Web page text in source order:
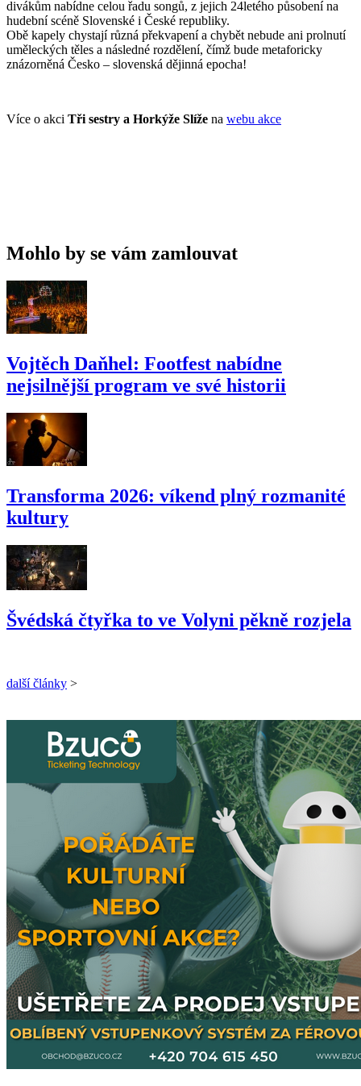
divákům nabídne celou řadu songů, z jejich 24letého působení na
hudební scéně Slovenské i České republiky.
Obě kapely chystají různá překvapení a chybět nebude ani prolnutí
uměleckých těles a následné rozdělení, čímž bude metaforicky
znázorněná Česko – slovenská dějinná epocha!
Více o akci Tři sestry a Horkýže Slíže na webu akce
Mohlo by se vám zamlouvat
Vojtěch Daňhel: Footfest nabídne
nejsilnější program ve své historii
Transforma 2026: víkend plný rozmanité
kultury
Švédská čtyřka to ve Volyni pěkně rozjela
další články >